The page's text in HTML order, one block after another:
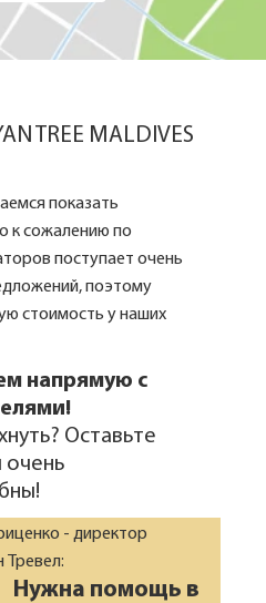
TREE MALDIVES
показать
к сожалению по
поступает очень
поэтому
стоимость у наших
напрямую с
Оставьте
очень
- директор
Тревел:
Нужна помощь в